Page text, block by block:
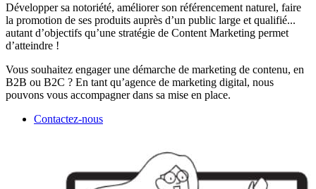
Développer sa notoriété, améliorer son référencement naturel, faire
la promotion de ses produits auprès d’un public large et qualifié...
autant d’objectifs qu’une stratégie de Content Marketing permet
d’atteindre !
Vous souhaitez engager une démarche de marketing de contenu, en
B2B ou B2C ? En tant qu’agence de marketing digital, nous
pouvons vous accompagner dans sa mise en place.
Contactez-nous